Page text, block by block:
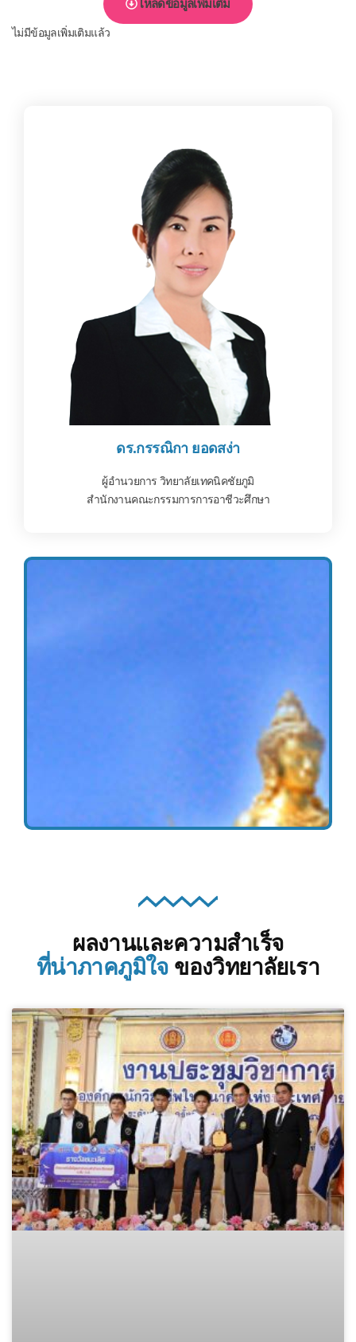
โหลดข้อมูลเพิ่มเติม
ไม่มีข้อมูลเพิ่มเติมแล้ว
ดร.กรรณิกา ยอดสง่า
ผู้อำนวยการ วิทยาลัยเทคนิคชัยภูมิ
สำนักงานคณะกรรมการการอาชีวะศึกษา
ผลงานและความสำเร็จ
ที่น่าภาคภูมิใจ ของวิทยาลัยเรา